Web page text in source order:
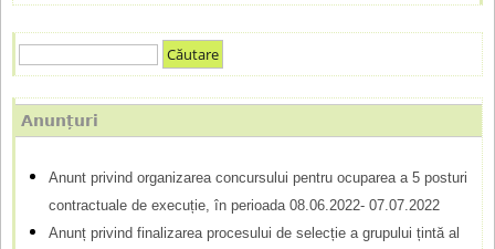
F
o
m
ă
u
t
Anunțuri
Anunt privind organizarea concursului pentru ocuparea a 5 posturi
contractuale de execuție, în perioada 08.06.2022- 07.07.2022
Anunț privind finalizarea procesului de selecție a grupului țintă al